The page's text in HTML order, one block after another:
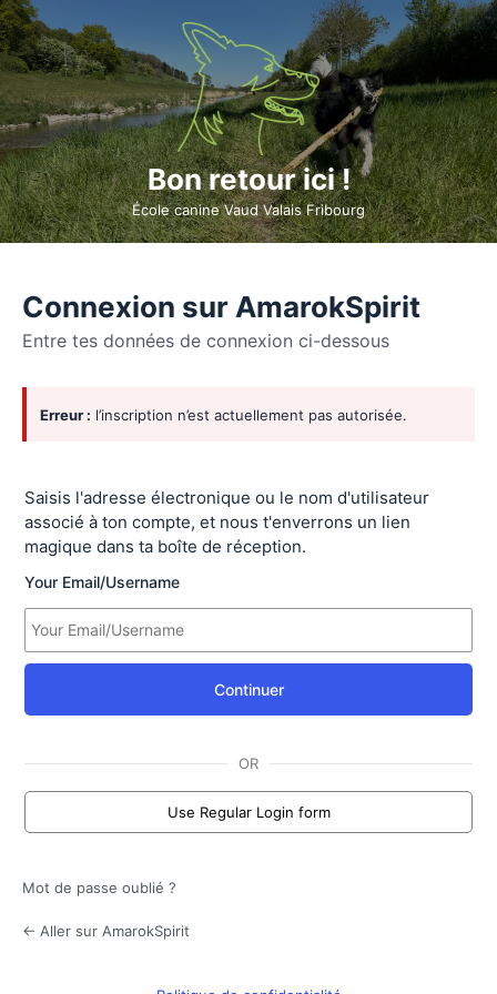
Connexion sur AmarokSpirit
Entre tes données de connexion ci-dessous
Se
connecter
Erreur : l’inscription n’est actuellement pas autorisée.
Saisis l'adresse électronique ou le nom d'utilisateur
associé à ton compte, et nous t'enverrons un lien
magique dans ta boîte de réception.
Your Email/Username
Continuer
OR
Use Regular Login form
Mot de passe oublié ?
← Aller sur AmarokSpirit
Bon retour ici !
École canine Vaud Valais Fribourg